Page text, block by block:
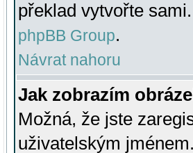
překlad vytvořte
phpBB Group.
Návrat nahoru
Jak zobrazím
Možná, že jste
uživatelským